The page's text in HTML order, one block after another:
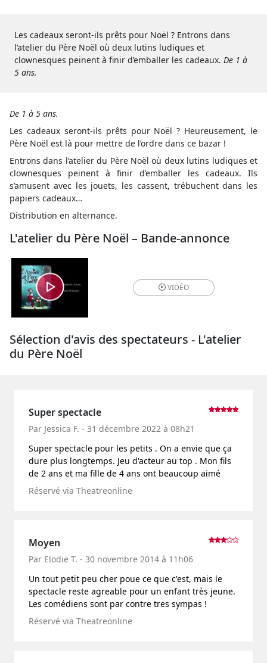
Les cadeaux seront-ils prêts pour Noël ? Entrons dans
l’atelier du Père Noël où deux lutins ludiques et
clownesques peinent à finir d’emballer les cadeaux. De 1 à
5 ans.
De 1 à 5 ans.
Les cadeaux seront-ils prêts pour Noël ? Heureusement, le
Père Noël est là pour mettre de l’ordre dans ce bazar !
Entrons dans l’atelier du Père Noël où deux lutins ludiques et
clownesques peinent à finir d’emballer les cadeaux. Ils
s’amusent avec les jouets, les cassent, trébuchent dans les
papiers cadeaux…
Distribution en alternance.
L'atelier du Père Noël – Bande-annonce
VIDÉO
Sélection d'avis des spectateurs - L'atelier
du Père Noël
Super spectacle
Par Jessica F. - 31 décembre 2022 à 08h21
Super spectacle pour les petits . On a envie que ça
dure plus longtemps. Jeu d'acteur au top . Mon fils
de 2 ans et ma fille de 4 ans ont beaucoup aimé
Réservé via Theatreonline
Moyen
Par Elodie T. - 30 novembre 2014 à 11h06
Un tout petit peu cher poue ce que c'est, mais le
spectacle reste agreable pour un enfant très jeune.
Les comédiens sont par contre tres sympas !
Réservé via Theatreonline